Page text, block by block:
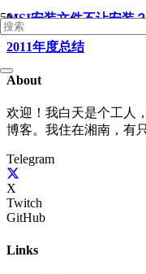
MSI安装文件不让安装
2011年度总结
About
欢迎！我白天是个工人
博客。我住在湘南，有
Telegram
X
Twitch
GitHub
Links